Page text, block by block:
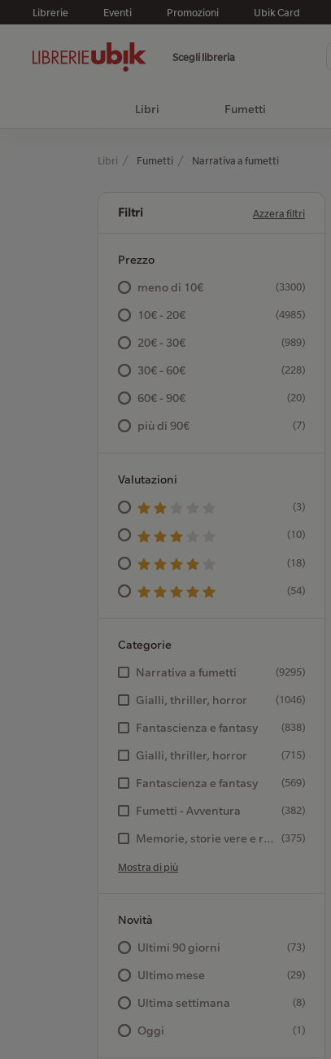
Librerie Eventi Promozioni Ubik Card
Scegli libreria
Libri Fumetti
Libri Fumetti Narrativa a fumetti
Filtri Azzera filtri
Prezzo
meno di 10€
(3300)
10€ - 20€ (4985)
20€ - 30€ (989)
30€ - 60€ (228)
60€ - 90€ (20)
più di 90€ (7)
Valutazioni
(3)
(10)
(18)
(54)
Categorie
Narrativa a fumetti
(9295)
Gialli, thriller, horror (1046)
Fantascienza e fantasy (838)
Gialli, thriller, horror (715)
Fantascienza e fantasy (569)
Fumetti - Avventura (382)
Memorie, storie vere e romanzate (375)
Mostra di più
Novità
Ultimi 90 giorni
(73)
Ultimo mese (29)
Ultima settimana (8)
Oggi (1)